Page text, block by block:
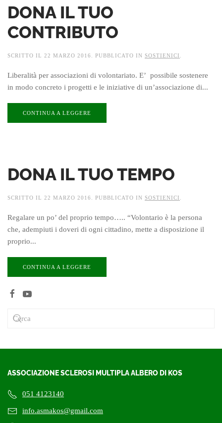
DONA IL TUO
CONTRIBUTO
SCRITTO IL 22 MARZO 2016 . PUBBLICATO IN SOSTIENICI
Liberalità per associazioni di volontariato. E’ possibile sostenere
in modo concreto i progetti e le iniziative di un’associazione di...
CONTINUA A LEGGERE
DONA IL TUO TEMPO
SCRITTO IL 22 MARZO 2016 . PUBBLICATO IN SOSTIENICI
Regalare un po’ del proprio tempo….. “Volontario è la persona
che, adempiuti i doveri di ogni cittadino, mette a disposizione il
proprio...
CONTINUA A LEGGERE
ASSOCIAZIONE SCLEROSI MULTIPLA ALBERO DI KOS
051 4123140
info.asmakos@gmail.com